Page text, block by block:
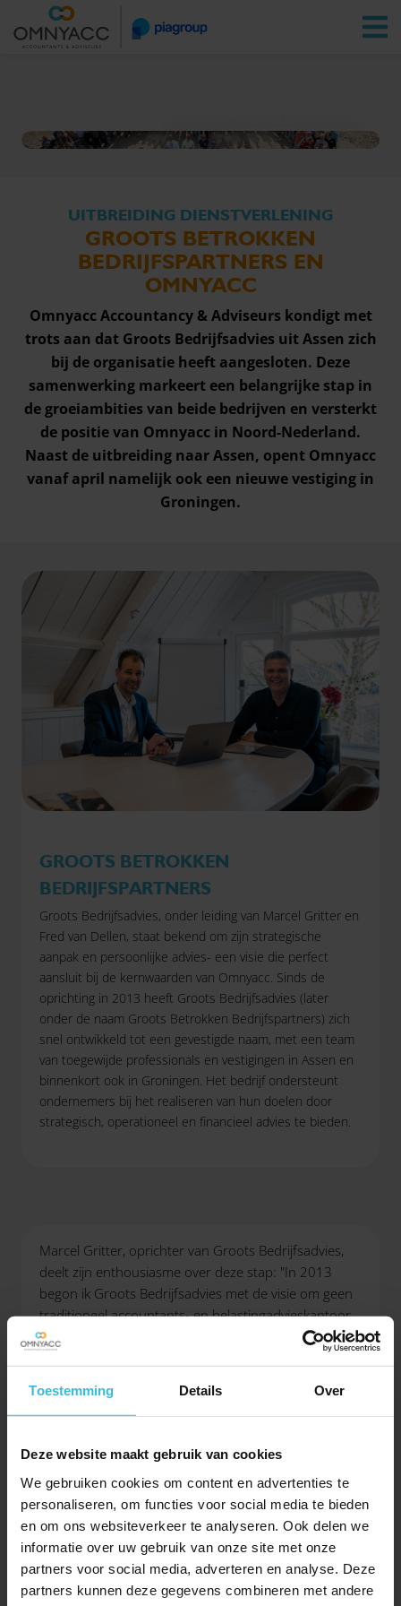
Toestemming Details Over
Deze website maakt gebruik van cookies
We gebruiken cookies om content en advertenties te
personaliseren, om functies voor social media te bieden
en om ons websiteverkeer te analyseren. Ook delen we
informatie over uw gebruik van onze site met onze
partners voor social media, adverteren en analyse. Deze
partners kunnen deze gegevens combineren met andere
Vestigingen Zoeken
UITBREIDING DIENSTVERLENING
GROOTS BETROKKEN
BEDRIJFSPARTNERS EN
OMNYACC
Omnyacc Accountancy & Adviseurs kondigt met
trots aan dat Groots Bedrijfsadvies uit Assen zich
bij de organisatie heeft aangesloten. Deze
samenwerking markeert een belangrijke stap in
de groeiambities van beide bedrijven en versterkt
de positie van Omnyacc in Noord-Nederland.
Naast de uitbreiding naar Assen, opent Omnyacc
vanaf april namelijk ook een nieuwe vestiging in
Groningen.
GROOTS BETROKKEN
BEDRIJFSPARTNERS
Groots Bedrijfsadvies, onder leiding van Marcel Gritter en
Fred van Dellen, staat bekend om zijn strategische
aanpak en persoonlijke advies- een visie die perfect
aansluit bij de kernwaarden van Omnyacc. Sinds de
oprichting in 2013 heeft Groots Bedrijfsadvies (later
onder de naam Groots Betrokken Bedrijfspartners) zich
snel ontwikkeld tot een gevestigde naam, met een team
van toegewijde professionals en vestigingen in Assen en
binnenkort ook in Groningen. Het bedrijf ondersteunt
ondernemers bij het realiseren van hun doelen door
strategisch, operationeel en financieel advies te bieden.
Marcel Gritter, oprichter van Groots Bedrijfsadvies,
deelt zijn enthousiasme over deze stap: "In 2013
begon ik Groots Bedrijfsadvies met de visie om geen
traditioneel accountants- en belastingadvieskantoor
neer te zetten, maar een kantoor dat bedrijfsadvies
rondom onze klant centraal stelt. Samen met Fred
kunnen we deze realiseren door de fusie met
Omnyacc Accountants & Adviseurs. We willen het
kunnen doen, zullen we onder andere een vestiging
in Groningen opstarten. Fred en ik zien hier een
mooie uitdaging voor ons weggelegd om hiermee
Omnyacc verder uit te bouwen."
Omnyacc Accountancy & Adviseurs is een
multidisciplinair advieskantoor met 8 vestigingen in